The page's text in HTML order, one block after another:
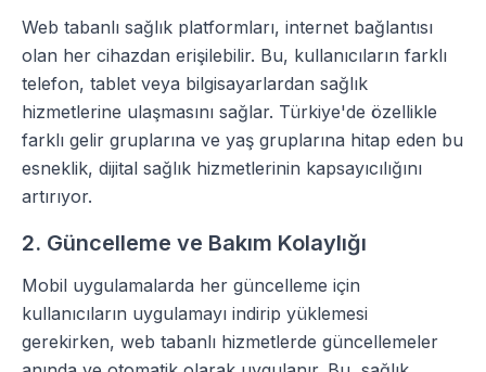
Web tabanlı sağlık platformları, internet bağlantısı
olan her cihazdan erişilebilir. Bu, kullanıcıların farklı
telefon, tablet veya bilgisayarlardan sağlık
hizmetlerine ulaşmasını sağlar. Türkiye'de özellikle
farklı gelir gruplarına ve yaş gruplarına hitap eden bu
esneklik, dijital sağlık hizmetlerinin kapsayıcılığını
artırıyor.
2. Güncelleme ve Bakım Kolaylığı
Mobil uygulamalarda her güncelleme için
kullanıcıların uygulamayı indirip yüklemesi
gerekirken, web tabanlı hizmetlerde güncellemeler